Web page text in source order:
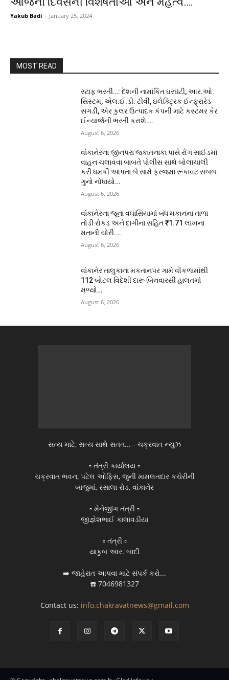
Yakub Badi - January 25, 2024
MOST READ
સ્ટાફ ભરતી…: દેશની નામાંકિત ઘરઘંટી, આર.ઓ.
સિસ્ટમ, એલ.ઈ.ડી. ટીવી, ઇલેક્ટ્રિક ઈન્ફ્રારેડ
સગડી, એર કુલર ઉત્પાદક કંપની માટે કસ્ટમર કેર
ઈન્ચાર્જની ભરતી કરાશે….
August 6, 2026
વાંકાનેરના જીનપરા જકાતનાકા પાસે રોંગ સાઈડમાં
વાહન ચલાવવા બાબતે પોલીસ સાથે બોલાચાલી
કરી ધમકી આપતા બે સામે ફરજમાં રૂકાવટ સબબ
ગુનો નોંધાયો…
August 6, 2026
વાંકાનેરના જૂના વઘાસિયામાં બંધ મકાનના તાળા
તોડી રોકડ અને દાગીના સહિત ₹1.71 લાખના
મતાની ચોરી….
August 6, 2026
વાંકાનેર તાલુકાના મકતાનપર ગામે વોંકળામાંથી
112 બોટલ વિદેશી દારૂ બિનવારસી હાલતમાં
મળ્યો…
August 6, 2026
સત્ય માટે, સત્ય સાથે સતત... - ચક્રવાત ન્યુઝ
▫️ તંત્રી કાર્યાલય ▫️
ચક્રવાત ભવન, પટેલ ઓફિસ, જુની મામલતદાર કચેરીની
બાજુમાં, રસાલા રોડ, વાંકાનેર
▫️ મેનેજીંગ તંત્રી ▫️
જીજ્ઞેશભાઈ કાલાવડીયા
▫️ તંત્રી ▫️
યાકુબ આર. બાદી
➡️ જાહેરાત આપવા માટે સંપર્ક કરો...
☎️ 7046981327
Contact us: info.chakravatnews@gmail.com